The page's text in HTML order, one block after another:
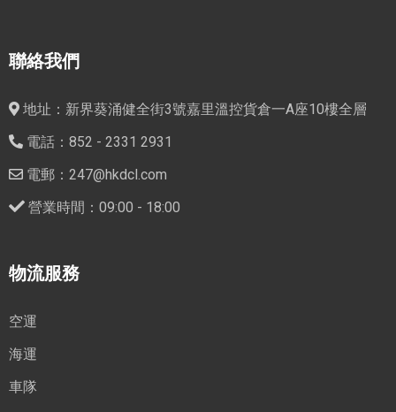
聯絡我們
地址：新界葵涌健全街3號嘉里溫控貨倉一A座10樓全層
電話：852 - 2331 2931
電郵：247@hkdcl.com
營業時間：09:00 - 18:00
物流服務
空運
海運
車隊